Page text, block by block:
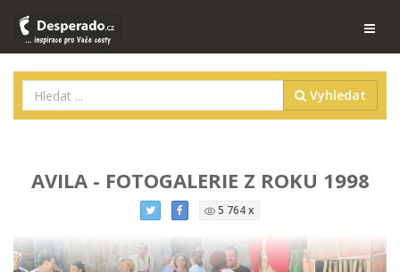
Vyhledat
AVILA - FOTOGALERIE Z ROKU 1998
5 764 x